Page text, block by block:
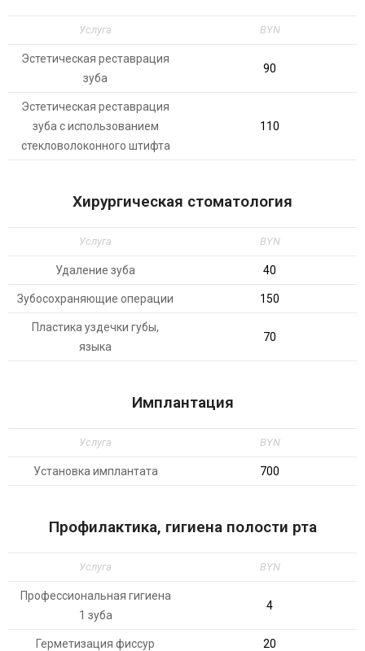
Услуга BYN
Эстетическая реставрация
зуба
90
Эстетическая реставрация
зуба с использованием
стекловолоконного штифта
110
Хирургическая стоматология
Услуга BYN
Удаление зуба 40
Зубосохраняющие операции 150
Пластика уздечки губы,
языка
70
Имплантация
Услуга BYN
Установка имплантата 700
Профилактика, гигиена полости рта
Услуга BYN
Профессиональная гигиена
1 зуба
4
Герметизация фиссур 20